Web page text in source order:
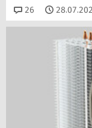
26 Kommentare